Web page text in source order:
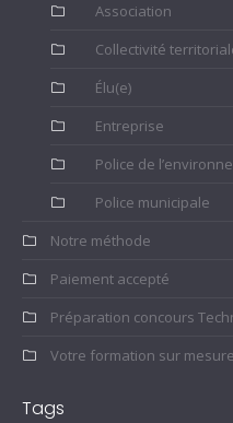
Association
Collectivité
Élu(e)
Entreprise
Police de
Police municipale
Notre méthode
Paiement accepté
Préparation concours
Votre formation sur mesure
Tags